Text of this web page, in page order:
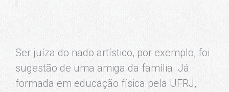
Ser juíza do nado artístico, por exemplo, foi
sugestão de uma amiga da família. Já
formada em educação física pela UFRJ,